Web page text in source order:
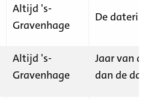
Altijd 's-
Gravenhage
De
Altijd 's-
Gravenhage
Jaar van
dan de